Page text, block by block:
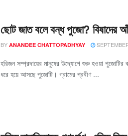
ছোট জাত বলে বন্ধ পুজো? বিষাদের
BY ANANDEE CHATTOPADHYAY
হরিজন সম্প্রদায়ের মানুষের উদ্যোগে শুরু হওয়া
ধরে হয়ে আসছে পুজোটি। গ্রামের প্রবীণ ...